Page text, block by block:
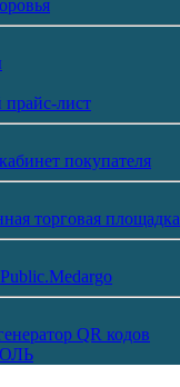
лист
покупателя
торговая площадка
QR кодов